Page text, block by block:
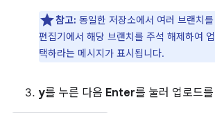
참고: 동일한 저장소에서 여러 브랜치
편집기에서 해당 브랜치를 주석 해제하여
택하라는 메시지가 표시됩니다.
y를 누른 다음 Enter를 눌러 업로드